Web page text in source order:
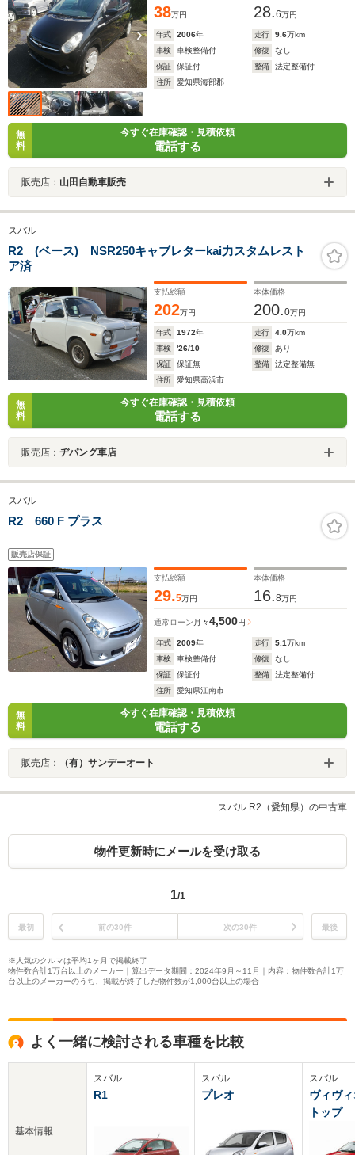
38万円 28.6万円
年式 2006年 走行 9.6万km
車検
車検整備付 修復
なし
保証
保証付 整備
法定整備付
住所
愛知県海部郡
無
料
今すぐ在庫確認・見積依頼
電話する
販売店： 山田自動車販売
スバル
R2 (ベース) NSR250キャブレターkai力スタムレスト
ア済
支払総額
202万円
本体価格
200.0万円
年式 1972年 走行 4.0万km
車検
'26/10 修復
あり
保証
保証無 整備
法定整備無
住所
愛知県高浜市
無
料
今すぐ在庫確認・見積依頼
電話する
販売店： ヂパング車店
スバル
R2 660 F プラス
販売店保証
支払総額
29.5万円
本体価格
16.8万円
通常ローン 月々4,500円
年式 2009年 走行 5.1万km
車検
車検整備付 修復
なし
保証
保証付 整備
法定整備付
住所
愛知県江南市
無
料
今すぐ在庫確認・見積依頼
電話する
販売店： （有）サンデーオート
スバル R2（愛知県）の中古車
物件更新時にメールを受け取る
1/1
最初 前の30件 次の30件 最後
※人気のクルマは平均1ヶ月で掲載終了
物件数合計1万台以上のメーカー｜算出データ期間：2024年9月～11月｜内容：物件数合計1万
台以上のメーカーのうち、掲載が終了した物件数が1,000台以上の場合
よく一緒に検討される車種を比較
基本情報
スバル
R1
スバル
プレオ
スバル
ヴィヴ
トップ